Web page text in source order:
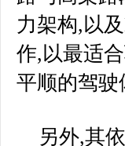
力架构,以
作,以最适
平顺的驾
另外,其